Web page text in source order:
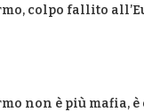
colpo fallito
non è più mafia, è